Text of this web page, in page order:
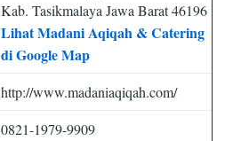
Kab. Tasikmalaya Jawa Barat 46196
Lihat Madani Aqiqah & Catering
di Google Map
http://www.madaniaqiqah.com/
0821-1979-9909